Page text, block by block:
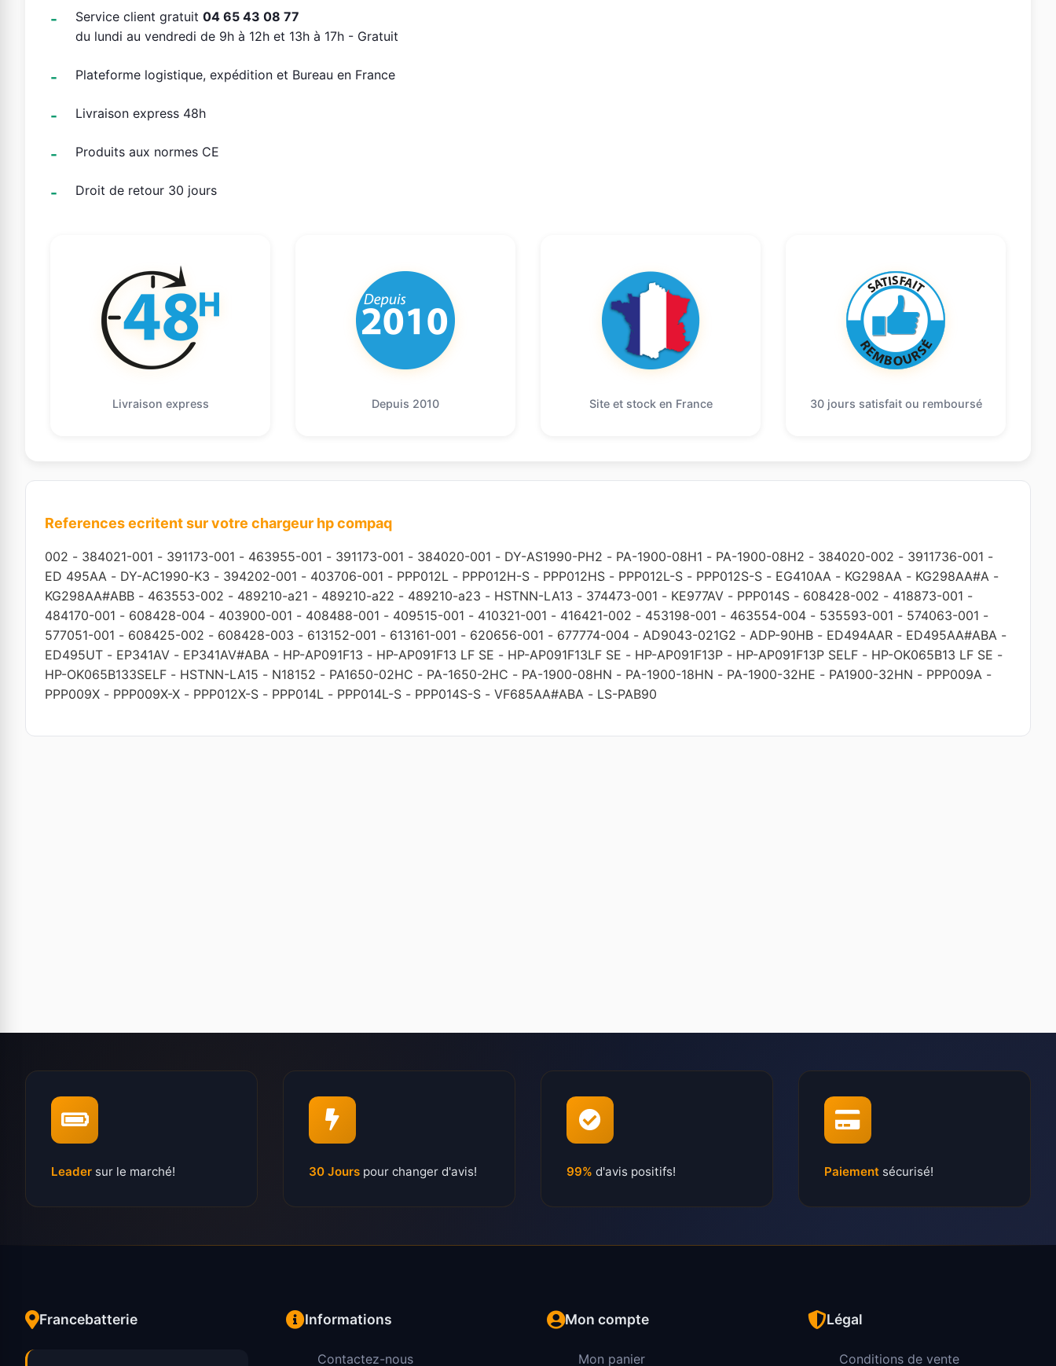
Service client gratuit 04 65 43 08 77
du lundi au vendredi de 9h à 12h et 13h à 17h - Gratuit
Plateforme logistique, expédition et Bureau en France
Livraison express 48h
Produits aux normes CE
Droit de retour 30 jours
Livraison express Depuis 2010 Site et stock en France 30 jours satisfait ou remboursé
References ecritent sur votre chargeur hp compaq
002 - 384021-001 - 391173-001 - 463955-001 - 391173-001 - 384020-001 - DY-AS1990-PH2 - PA-1900-08H1 - PA-1900-08H2 - 384020-002 - 3911736-001 -
ED 495AA - DY-AC1990-K3 - 394202-001 - 403706-001 - PPP012L - PPP012H-S - PPP012HS - PPP012L-S - PPP012S-S - EG410AA - KG298AA - KG298AA#A -
KG298AA#ABB - 463553-002 - 489210-a21 - 489210-a22 - 489210-a23 - HSTNN-LA13 - 374473-001 - KE977AV - PPP014S - 608428-002 - 418873-001 -
484170-001 - 608428-004 - 403900-001 - 408488-001 - 409515-001 - 410321-001 - 416421-002 - 453198-001 - 463554-004 - 535593-001 - 574063-001 -
577051-001 - 608425-002 - 608428-003 - 613152-001 - 613161-001 - 620656-001 - 677774-004 - AD9043-021G2 - ADP-90HB - ED494AAR - ED495AA#ABA -
ED495UT - EP341AV - EP341AV#ABA - HP-AP091F13 - HP-AP091F13 LF SE - HP-AP091F13LF SE - HP-AP091F13P - HP-AP091F13P SELF - HP-OK065B13 LF SE -
HP-OK065B133SELF - HSTNN-LA15 - N18152 - PA1650-02HC - PA-1650-2HC - PA-1900-08HN - PA-1900-18HN - PA-1900-32HE - PA1900-32HN - PPP009A -
PPP009X - PPP009X-X - PPP012X-S - PPP014L - PPP014L-S - PPP014S-S - VF685AA#ABA - LS-PAB90
Leader sur le marché! 30 Jours pour changer d'avis! 99% d'avis positifs! Paiement sécurisé!
Francebatterie Informations
Contactez-nous
Mon compte
Mon panier
Légal
Conditions de vente